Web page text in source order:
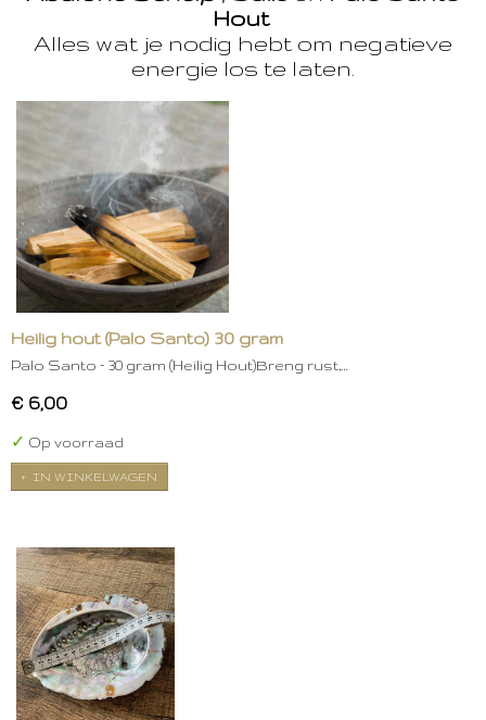
Hout
Alles wat je nodig hebt om negatieve
energie los te laten.
Heilig hout (Palo Santo) 30 gram
Palo Santo – 30 gram (Heilig Hout)Breng rust,…
€ 6,00
✓ Op voorraad
IN WINKELWAGEN